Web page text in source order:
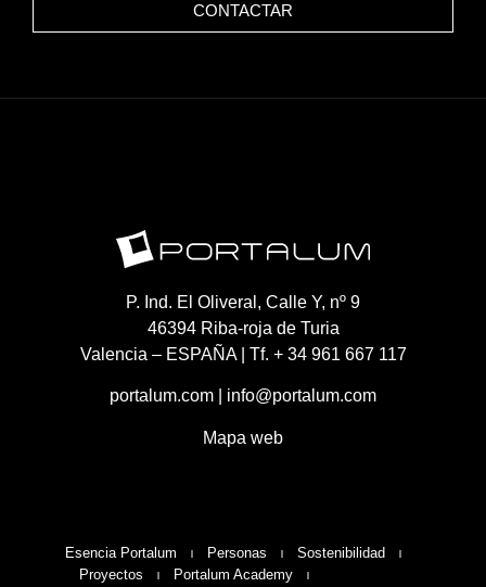
CONTACTAR
P. Ind. El Oliveral, Calle Y, nº 9
46394 Riba-roja de Turia
Valencia – ESPAÑA | Tf. + 34 961 667 117
portalum.com info@portalum.com
Mapa web
Esencia Portalum Personas
Sostenibilidad
Proyectos
Portalum Academy